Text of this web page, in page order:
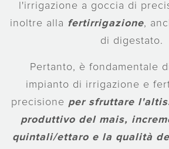
l'irrigazione a goccia di
inoltre alla fertirrigazione,
di digestato.
Pertanto, è fondamentale
impianto di irrigazione e
precisione per sfruttare
produttivo del mais,
quintali/ettaro e la qualità